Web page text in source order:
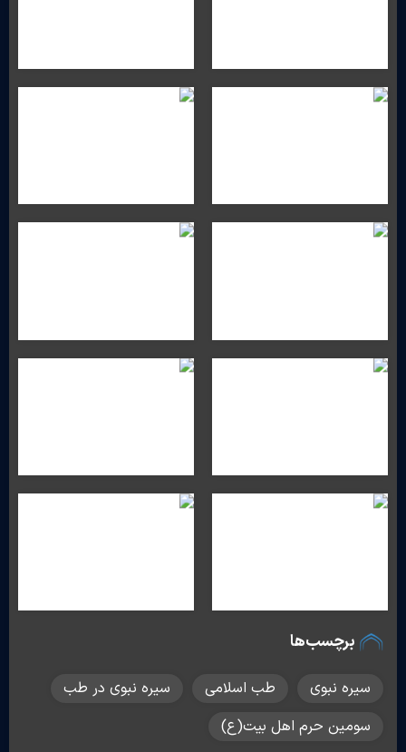
برچسب‌ها
سیره نبوی طب اسلامی
سیره نبوی در طب
سومین حرم اهل بیت(ع)